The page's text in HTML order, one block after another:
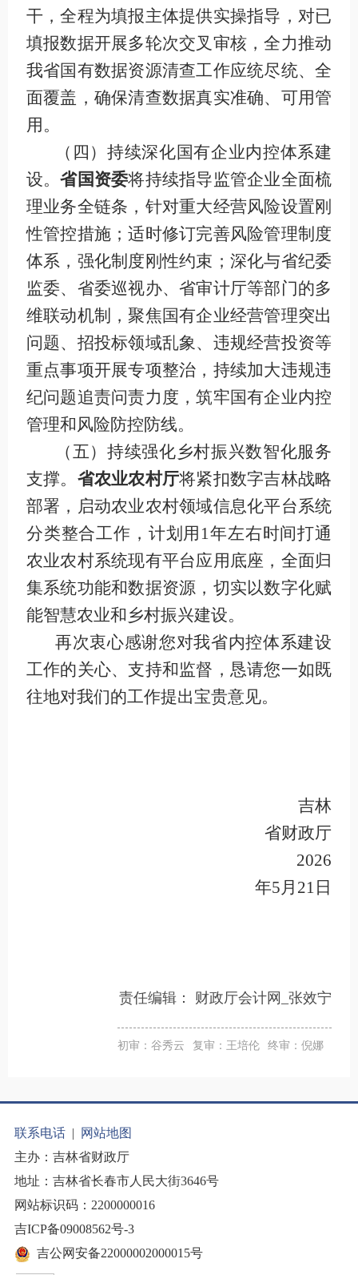
干，全程为填报主体提供实操指导，对已
填报数据开展多轮次交叉审核，全力推动
我省国有数据资源清查工作应统尽统、全
面覆盖，确保清查数据真实准确、可用管
用。
（四）持续深化国有企业内控体系建
设。省国资委将持续指导监管企业全面梳
理业务全链条，针对重大经营风险设置刚
性管控措施；适时修订完善风险管理制度
体系，强化制度刚性约束；深化与省纪委
监委、省委巡视办、省审计厅等部门的多
维联动机制，聚焦国有企业经营管理突出
问题、招投标领域乱象、违规经营投资等
重点事项开展专项整治，持续加大违规违
纪问题追责问责力度，筑牢国有企业内控
管理和风险防控防线。
（五）持续强化乡村振兴数智化服务
支撑。 省农业农村厅将紧扣数字吉林战略
部署，启动农业农村领域信息化平台系统
分类整合工作，计划用 1年左右时间打通
农业农村系统现有平台应用底座，全面归
集系统功能和数据资源，切实以数字化赋
能智慧农业和乡村振兴建设。
再次衷心感谢您对我省内控体系建设
工作的关心、支持和监督，恳请您一如既
往地对我们的工作提出宝贵意见。
吉林
省财政厅
2026
年5月 21 日
责任编辑： 财政厅会计网_张效宁
初审：谷秀云 复审：王培伦 终审：倪娜
联系电话 |
网站地图
主办：吉林省财政厅
地址：吉林省长春市人民大街3646号
网站标识码：2200000016
吉ICP备09008562号-3
吉公网安备22000002000015号